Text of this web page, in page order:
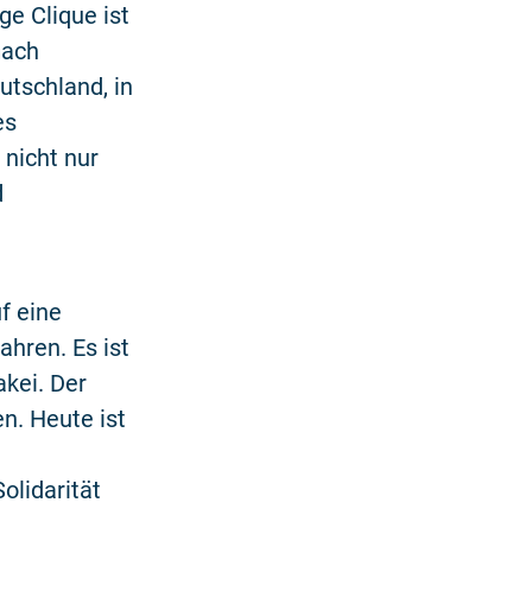
Clique ist
in
nicht nur
eine
Es ist
Der
Heute ist